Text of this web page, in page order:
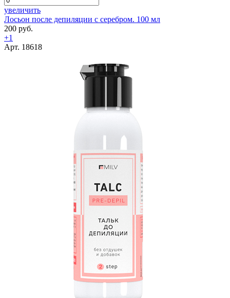
увеличить
Лосьон после депиляции с серебром. 100 мл
200 руб.
+1
Арт. 18618